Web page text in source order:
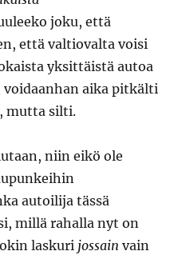
joku, että
että valtiovalta voisi
yksittäistä autoa
voidaanhan aika pitkälti
mutta silti.
niin eikö ole
autoilija tässä
millä rahalla nyt on
laskuri jossain vain